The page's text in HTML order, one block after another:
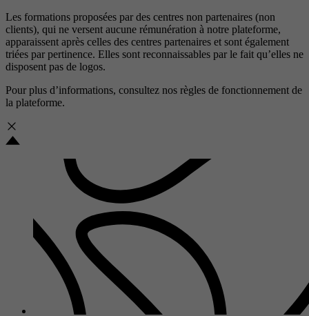
Les formations proposées par des centres non partenaires (non
clients), qui ne versent aucune rémunération à notre plateforme,
apparaissent après celles des centres partenaires et sont également
triées par pertinence. Elles sont reconnaissables par le fait qu’elles ne
disposent pas de logos.
Pour plus d’informations, consultez nos règles de fonctionnement de
la plateforme.